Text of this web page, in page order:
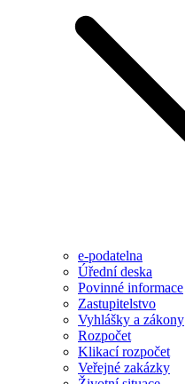
e-podatelna
Úřední deska
Povinné informace
Zastupitelstvo
Vyhlášky a zákony
Rozpočet
Klikací rozpočet
Veřejné zakázky